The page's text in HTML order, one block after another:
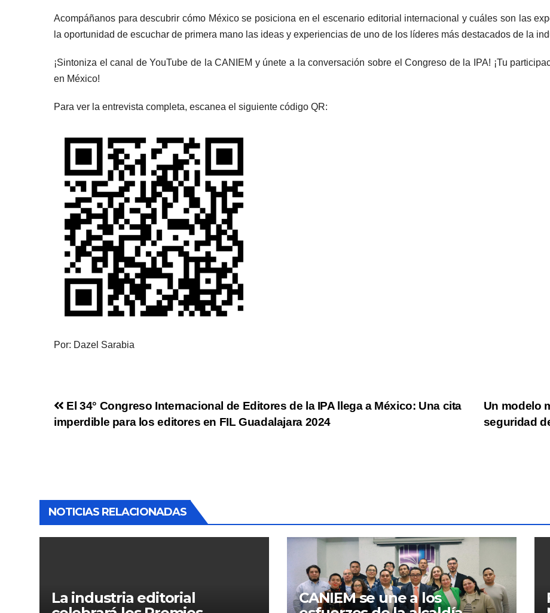
Acompáñanos para descubrir cómo México se posiciona en el escenario editorial internacional y cuáles son las
la oportunidad de escuchar de primera mano las ideas y experiencias de uno de los líderes más destacados de la
¡Sintoniza el canal de YouTube de la CANIEM y únete a la conversación sobre el Congreso de la IPA! ¡Tu
en México!
Para ver la entrevista completa, escanea el siguiente código QR:
Por: Dazel Sarabia
Un modelo
seguridad
El 34° Congreso Internacional de Editores de la IPA llega a México: Una cita
imperdible para los editores en FIL Guadalajara 2024
NOTICIAS RELACIONADAS
La industria editorial
CANIEM se une a los